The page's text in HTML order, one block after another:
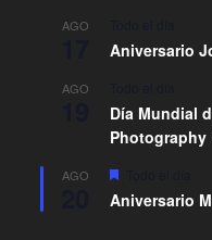
AGO
Aniversario
AGO
Día Mundial
Photography
AGO
e
s
Aniversario